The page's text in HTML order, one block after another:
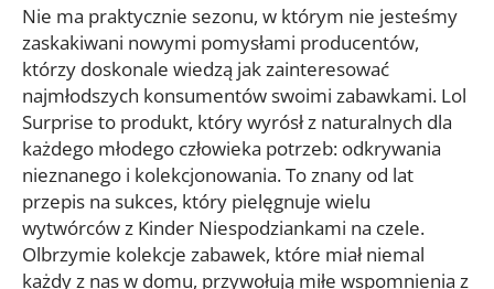
Nie ma praktycznie sezonu, w którym nie jesteśmy
zaskakiwani nowymi pomysłami producentów,
którzy doskonale wiedzą jak zainteresować
najmłodszych konsumentów swoimi zabawkami. Lol
Surprise to produkt, który wyrósł z naturalnych dla
każdego młodego człowieka potrzeb: odkrywania
nieznanego i kolekcjonowania. To znany od lat
przepis na sukces, który pielęgnuje wielu
wytwórców z Kinder Niespodziankami na czele.
Olbrzymie kolekcje zabawek, które miał niemal
każdy z nas w domu, przywołują miłe wspomnienia z